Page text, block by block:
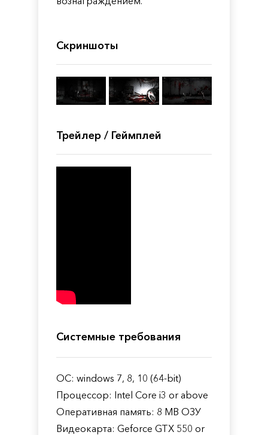
Скриншоты
Трейлер / Геймплей
Системные требования
ОС: windows 7, 8, 10 (64-bit)
Процессор: Intel Core i3 or above
Оперативная память: 8 MB ОЗУ
Видеокарта: Geforce GTX 550 or